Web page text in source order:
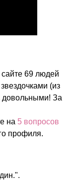
69 людей
(из
довольными! За
на 5 вопросов
профиля.